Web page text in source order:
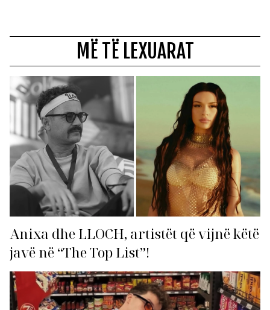
MË TË LEXUARAT
Anixa dhe LLOCH, artistët që vijnë këtë
javë në “The Top List”!